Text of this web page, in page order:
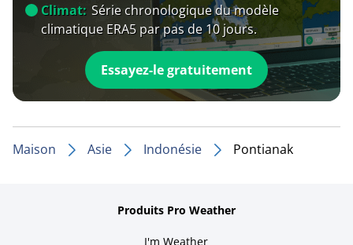
Climat: Série chronologique du modèle
climatique ERA5 par pas de 10 jours.
Essayez-le gratuitement
Maison Asie Indonésie Pontianak
Produits Pro Weather
I'm Weather